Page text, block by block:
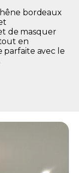
bordeaux
de masquer
en
avec le